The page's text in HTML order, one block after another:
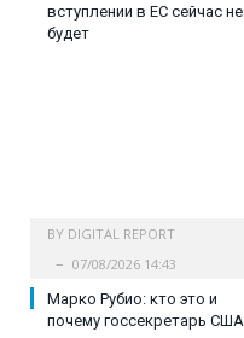
вступлении в ЕС сейчас не
будет
BY DIGITAL REPORT
07/08/2026 14:43
Марко Рубио: кто это и
почему госсекретарь США